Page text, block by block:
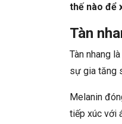
thế nào để
Tàn
Tàn nhang
sự gia tăng
Melanin
tiếp xúc với